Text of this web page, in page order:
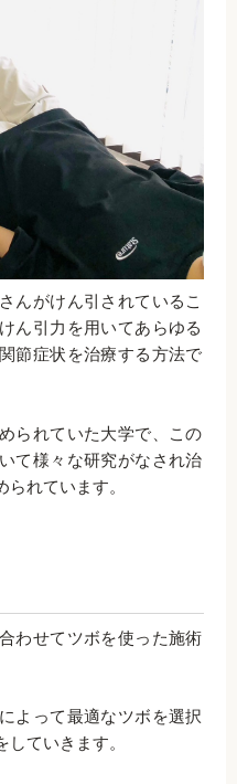
んがけん引されているこ
ん引力を用いてあらゆる
節症状を治療する方法で
られていた大学で、この
て様々な研究がなされ治
れています。
わせてツボを使った施術
よって最適なツボを選択
ていきます。